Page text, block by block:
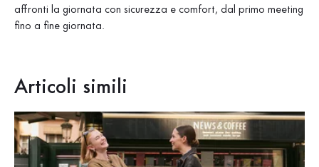
affronti la giornata con sicurezza e comfort, dal primo meeting
fino a fine giornata.
Articoli simili